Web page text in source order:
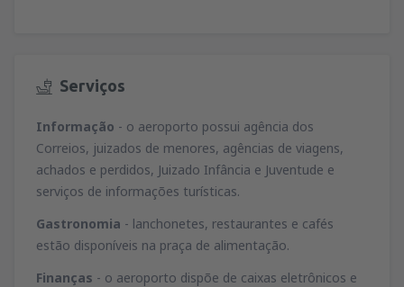
Serviços
Informação - o aeroporto possui agência dos
Correios, juizados de menores, agências de viagens,
achados e perdidos, Juizado Infância e Juventude e
serviços de informações turísticas.
Gastronomia - lanchonetes, restaurantes e cafés
estão disponíveis na praça de alimentação.
Finanças - o aeroporto dispõe de caixas eletrônicos e